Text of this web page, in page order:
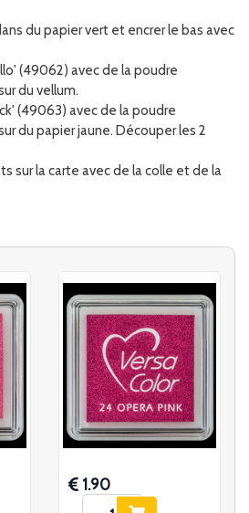
du papier vert et encrer le bas avec
(49062) avec de la poudre
du vellum.
(49063) avec de la poudre
du papier jaune. Découper les 2
sur la carte avec de la colle et de la
1.90